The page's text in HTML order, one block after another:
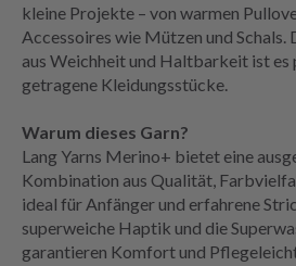
kleine Projekte – von warmen
Accessoires wie Mützen und
aus Weichheit und Haltbarkeit ist
getragene Kleidungsstücke.
Warum dieses Garn?
Lang Yarns Merino+ bietet eine
Kombination aus Qualität,
ideal für Anfänger und erfahrene
superweiche Haptik und die
garantieren Komfort und